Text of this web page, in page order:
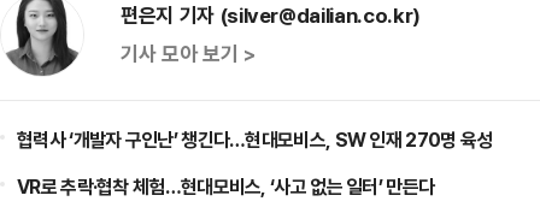
편은지 기자 (silver@dailian.co.kr)
기사 모아 보기 >
협력사 ‘개발자 구인난’ 챙긴다…현대모비스, SW 인재 270명 육성
VR로 추락·협착 체험…현대모비스, ‘사고 없는 일터’ 만든다